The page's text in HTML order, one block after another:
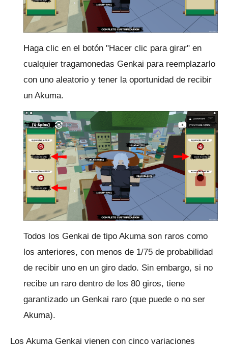
Haga clic en el botón "Hacer clic para girar" en
cualquier tragamonedas Genkai para reemplazarlo
con uno aleatorio y tener la oportunidad de recibir
un Akuma.
Todos los Genkai de tipo Akuma son raros como
los anteriores, con menos de 1/75 de probabilidad
de recibir uno en un giro dado. Sin embargo, si no
recibe un raro dentro de los 80 giros, tiene
garantizado un Genkai raro (que puede o no ser
Akuma).
Los Akuma Genkai vienen con cinco variaciones